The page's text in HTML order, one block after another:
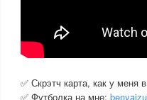
✅ Скрэтч карта, как у меня
✅ Футболка на мне: